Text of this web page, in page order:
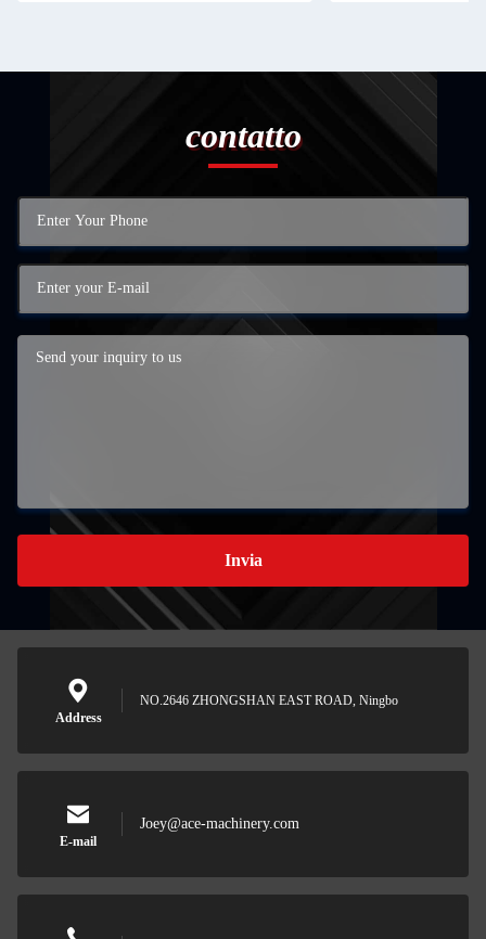
contatto
Invia
Address
NO.2646 ZHONGSHAN EAST ROAD, Ningbo
E-mail
Joey@ace-machinery.com